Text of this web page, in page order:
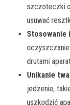
szczoteczki
usuwać
Stosowanie
drutami
Unikanie
jedzenie,
uszkodzić